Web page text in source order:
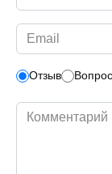
*
Email
*
Отзыв Вопрос
Комментарий